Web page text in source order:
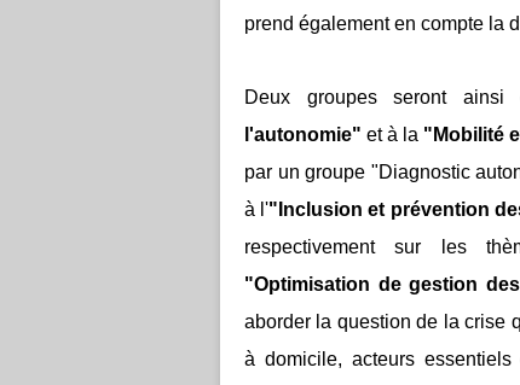
prend également en compte la
Deux groupes seront ainsi
l'autonomie" et à la "Mobilité
par un groupe "Diagnostic
à l'"Inclusion et prévention
respectivement sur les
"Optimisation de gestion
aborder la question de la crise
à domicile, acteurs